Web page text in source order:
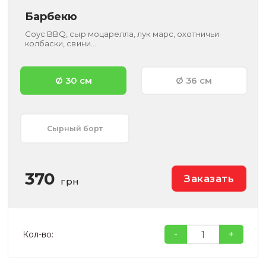
Барбекю
Соус BBQ, сыр моцарелла, лук марс, охотничьи
колбаски, свини...
Ø 30 см Ø 36 см
Сырный борт
370 грн Заказать
Кол-во: - +